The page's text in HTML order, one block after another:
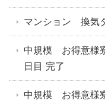
マンション 換気
中規模 お得意様
日目 完了
中規模 お得意様